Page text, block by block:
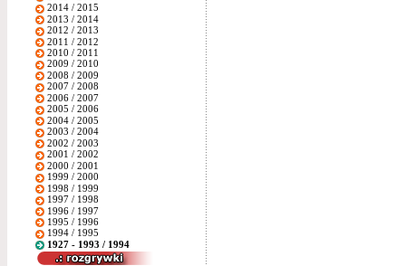
2014 / 2015
2013 / 2014
2012 / 2013
2011 / 2012
2010 / 2011
2009 / 2010
2008 / 2009
2007 / 2008
2006 / 2007
2005 / 2006
2004 / 2005
2003 / 2004
2002 / 2003
2001 / 2002
2000 / 2001
1999 / 2000
1998 / 1999
1997 / 1998
1996 / 1997
1995 / 1996
1994 / 1995
1927 - 1993 / 1994